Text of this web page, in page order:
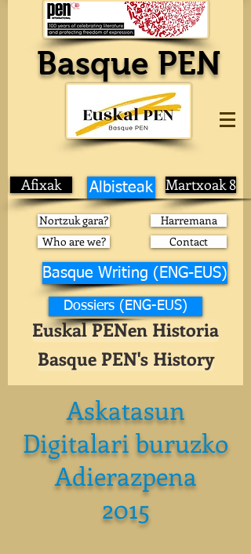
Basque PEN
Afixak Albisteak Martxoak 8
Nortzuk gara?
Who are we?
Harremana
Contact
Basque Writing (ENG-EUS)
Dossiers (ENG-EUS)
Euskal PENen Historia
Basque PEN's History
Askatasun
Digitalari buruzko
Adierazpena
2015